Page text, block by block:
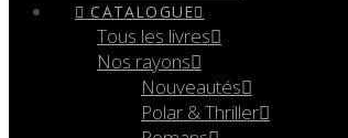
CATALOGUE
Tous les livres
Nos rayons
Nouveautés
Polar & Thriller